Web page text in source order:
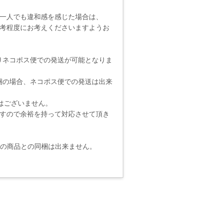
人でも違和感を感じた場合は、
程度にお考えくださいますようお
コポス便での発送が可能となりま
場合、ネコポス便での発送は出来
ざいません。
ので余裕を持って対応させて頂き
品との同梱は出来ません。